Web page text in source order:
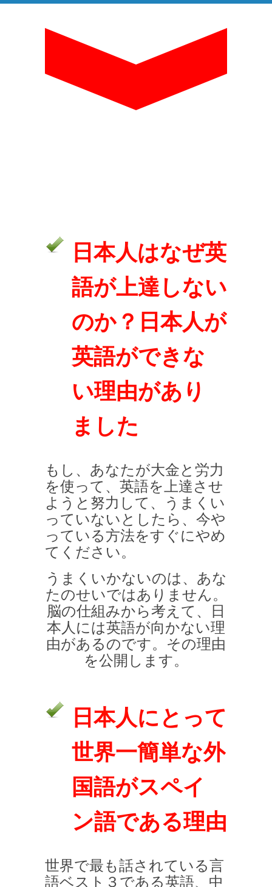
日本人はなぜ英
語が上達しない
のか？日本人が
英語ができな
い理由があり
ました
もし、あなたが大金と労力
を使って、英語を上達させ
ようと努力して、うまくい
っていないとしたら、今や
っている方法をすぐにやめ
てください。
うまくいかないのは、あな
たのせいではありません。
脳の仕組みから考えて、日
本人には英語が向かない理
由があるのです。その理由
を公開します。
日本人にとって
世界一簡単な外
国語がスペイ
ン語である理由
世界で最も話されている言
語ベスト３である英語、中